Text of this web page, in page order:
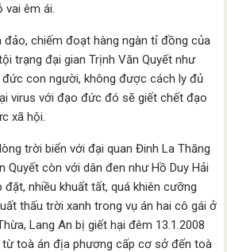
vai êm ái.
đảo, chiếm đoạt hàng ngàn tỉ đồng của
trạng đại gian Trịnh Văn Quyết như
con người, không được cách ly đủ
virus với đạo đức đó sẽ giết chết đạo
xã hội.
trời biển với đại quan Đinh La Thăng
Quyết còn với dân đen như Hồ Duy Hải
đặt, nhiều khuất tất, quá khiên cưỡng
thấu trời xanh trong vụ án hai cô gái ở
Lang An bị giết hại đêm 13.1.2008
toà án địa phương cấp cơ sở đến toà